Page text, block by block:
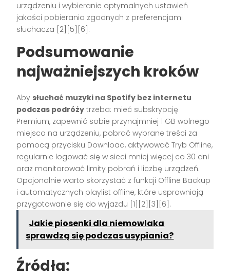
urządzeniu i wybieranie optymalnych ustawień
jakości pobierania zgodnych z preferencjami
słuchacza [2][5][6].
Podsumowanie
najważniejszych kroków
Aby słuchać muzyki na Spotify bez internetu
podczas podróży trzeba: mieć subskrypcję
Premium, zapewnić sobie przynajmniej 1 GB wolnego
miejsca na urządzeniu, pobrać wybrane treści za
pomocą przycisku Download, aktywować Tryb Offline,
regularnie logować się w sieci mniej więcej co 30 dni
oraz monitorować limity pobrań i liczbę urządzeń.
Opcjonalnie warto skorzystać z funkcji Offline Backup
i automatycznych playlist offline, które usprawniają
przygotowanie się do wyjazdu [1][2][3][6].
Jakie piosenki dla niemowlaka
sprawdzą się podczas usypiania?
Źródła: